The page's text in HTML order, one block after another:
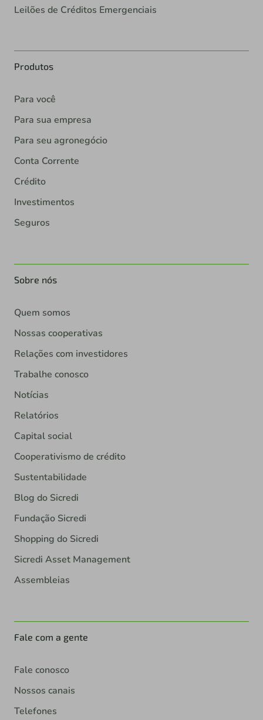
Leilões de Créditos Emergenciais
Produtos
Para você
Para sua empresa
Para seu agronegócio
Conta Corrente
Crédito
Investimentos
Seguros
Sobre nós
Quem somos
Nossas cooperativas
Relações com investidores
Trabalhe conosco
Notícias
Relatórios
Capital social
Cooperativismo de crédito
Sustentabilidade
Blog do Sicredi
Fundação Sicredi
Shopping do Sicredi
Sicredi Asset Management
Assembleias
Fale com a gente
Fale conosco
Nossos canais
Telefones